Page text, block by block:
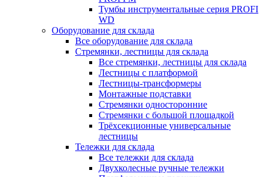
Тумбы инструментальные серия PROFI
WD
Оборудование для склада
Все оборудование для склада
Стремянки, лестницы для склада
Все стремянки, лестницы для склада
Лестницы с платформой
Лестницы-трансформеры
Монтажные подставки
Стремянки односторонние
Стремянки с большой площадкой
Трёхсекционные универсальные
лестницы
Тележки для склада
Все тележки для склада
Двухколесные ручные тележки